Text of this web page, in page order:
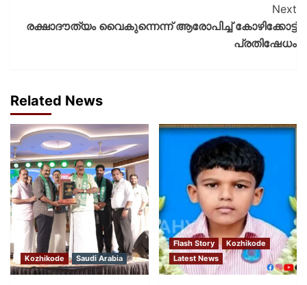
Next
രക്ഷാദൗത്യം വൈകുന്നെന്ന് ആരോപിച്ച്‌ കോഴിക്കോട്ട്
പ്രതിഷേധം
Related News
Kozhikode Saudi Arabia
Flash Story
Kozhikode
Latest News